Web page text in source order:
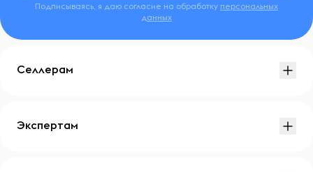
Подписываясь, я даю согласие на обработку персональных
данных
Селлерам
Экспертам